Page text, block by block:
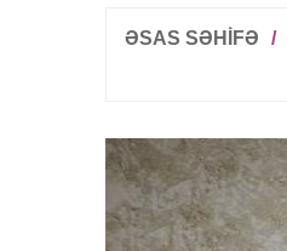
ƏSAS SƏHİFƏ /